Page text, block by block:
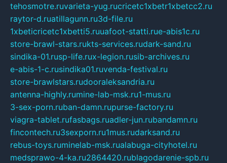
tehosmotre.ruvarieta-yug.rucricetc1xbetr1xbetcc2.ru
raytor-d.ruatillagunn.ru3d-file.ru
1xbeticricetc1xbetti5.ruuafoot-statti.rue-abis1c.ru
store-brawl-stars.rukts-services.rudark-sand.ru
sindika-01.rusp-life.rux-legion.rusib-archives.ru
e-abis-1-c.rusindika01.ruvenda-festival.ru
store-brawlstars.rudooraleksandria.ru
antenna-highly.rumine-lab-msk.ru1-mus.ru
3-sex-porn.ruban-damn.rupurse-factory.ru
viagra-tablet.rufasbags.ruadler-jun.rubandamn.ru
fincontech.ru3sexporn.ru1mus.rudarksand.ru
rebus-toys.ruminelab-msk.rualabuga-cityhotel.ru
medsprawo-4-ka.ru2864420.rublagodarenie-spb.ru